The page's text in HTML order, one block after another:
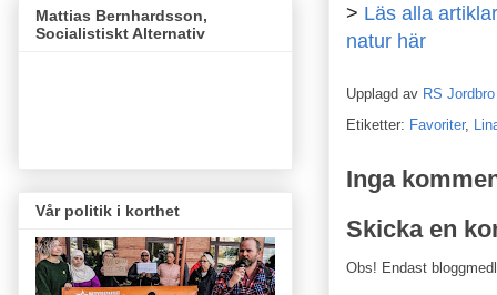
> Läs alla
natur här
Upplagd av RS Jordbro
Etiketter: Favoriter,
Inga
Skicka en
Obs! Endast
Mattias Bernhardsson,
Socialistiskt Alternativ
Vår politik i korthet